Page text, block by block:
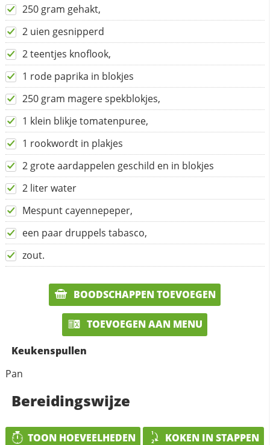
250 gram gehakt,
2 uien gesnipperd
2 teentjes knoflook,
1 rode paprika in blokjes
250 gram magere spekblokjes,
1 klein blikje tomatenpuree,
1 rookwordt in plakjes
2 grote aardappelen geschild en in blokjes
2 liter water
Mespunt cayennepeper,
een paar druppels tabasco,
zout.
BOODSCHAPPEN TOEVOEGEN
TOEVOEGEN AAN MENU
Keukenspullen
Pan
Bereidingswijze
TOON HOEVEELHEDEN KOKEN IN STAPPEN